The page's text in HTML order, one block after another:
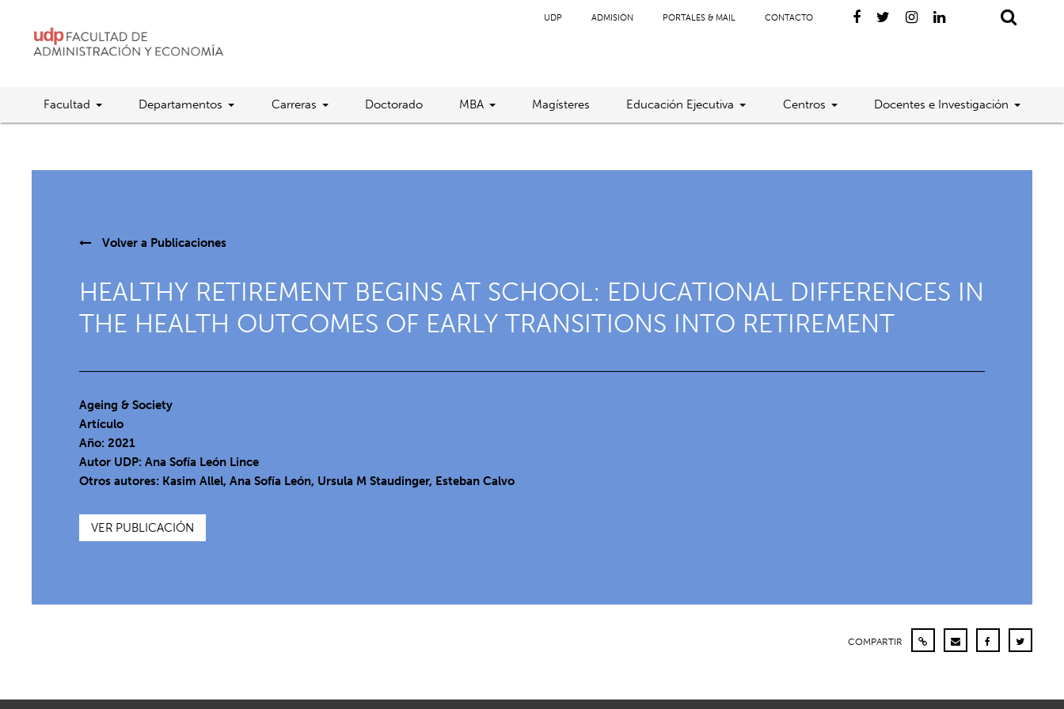
UDP ADMISIÓN PORTALES & MAIL CONTACTO
Facultad Departamentos Carreras Doctorado MBA Magísteres Educación Ejecutiva Centros Docentes e Investigación
Volver a Publicaciones
HEALTHY RETIREMENT BEGINS AT SCHOOL: EDUCATIONAL DIFFERENCES IN
THE HEALTH OUTCOMES OF EARLY TRANSITIONS INTO RETIREMENT
Ageing & Society
Artículo
Año: 2021
Autor UDP:Ana Sofía León Lince
Otros autores: Kasim Allel, Ana Sofía León, Ursula M Staudinger, Esteban Calvo
VER PUBLICACIÓN
COMPARTIR